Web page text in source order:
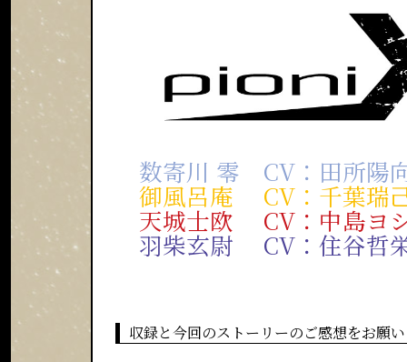
数寄川 零 CV：田所陽
御風呂庵 CV：千葉瑞
天城士欧 CV：中島ヨ
羽柴玄尉 CV：住谷哲
収録と今回のストーリーのご感想をお願